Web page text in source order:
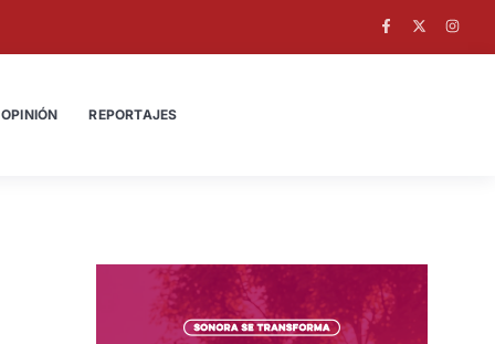
OPINIÓN REPORTAJES